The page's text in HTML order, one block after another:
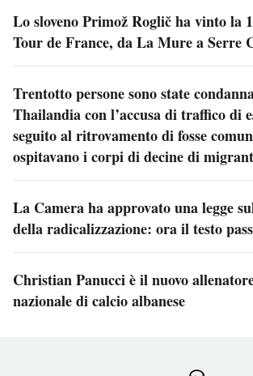
Lo sloveno Primož Roglič ha vinto la
Tour de France, da La Mure a Serre
Trentotto persone sono state
Thailandia con l’accusa di traffico di
seguito al ritrovamento di fosse
ospitavano i corpi di decine di
La Camera ha approvato una legge
della radicalizzazione: ora il testo
Christian Panucci è il nuovo
nazionale di calcio albanese